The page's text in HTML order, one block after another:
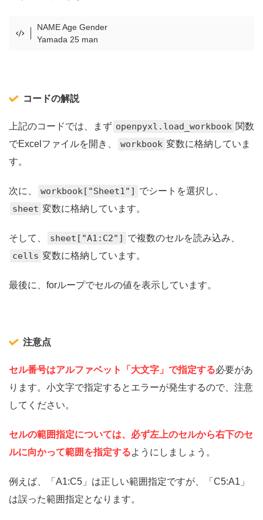
NAME Age Gender
Yamada 25 man​
コードの解説
上記のコードでは、まず openpyxl.load_workbook 関数
でExcelファイルを開き、
workbook 変数に格納していま
す。
次に、 workbook["Sheet1"] でシートを選択し、
sheet 変数に格納しています。
そして、 sheet["A1:C2"] で複数のセルを読み込み、
cells 変数に格納しています。
最後に、forループでセルの値を表示しています。
注意点
セル番号はアルファベット「大文字」で指定する必要があ
ります。小文字で指定するとエラーが発生するので、注意
してください。
セルの範囲指定については、必ず左上のセルから右下のセ
ルに向かって範囲を指定するようにしましょう。
例えば、「A1:C5」は正しい範囲指定ですが、「C5:A1」
は誤った範囲指定となります。